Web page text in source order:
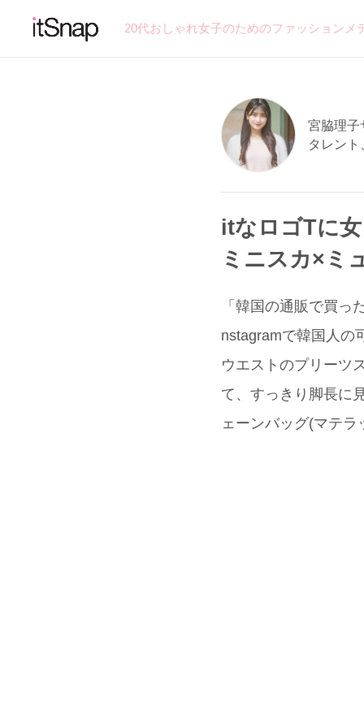
20代おしゃれ女子のためのファッション
宮脇理子
タレン
itなロゴTに
ミニスカ×ミ
「韓国の通販で買
nstagramで韓国人
ウエストのプリーツ
て、すっきり脚長に
ェーンバッグ(マテ